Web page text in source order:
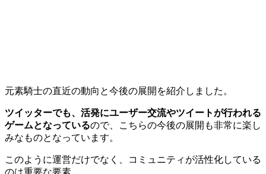
元素騎士の直近の動向と今後の展開を紹介しました。
ツイッターでも、活発にユーザー交流やツイートが行われる
ゲームとなっているので、こちらの今後の展開も非常に楽し
みなものとなっています。
このように運営だけでなく、コミュニティが活性化している
のは重要な要素。